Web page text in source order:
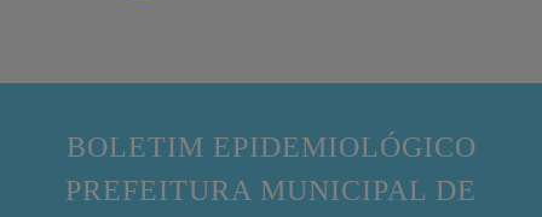
BOLETIM EPIDEMIOLÓGICO
PREFEITURA MUNICIPAL DE